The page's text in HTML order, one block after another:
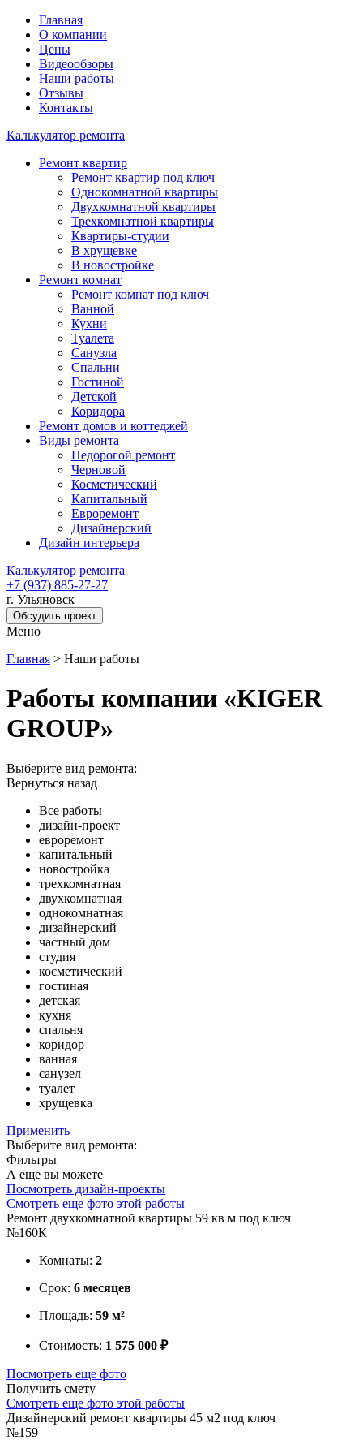
Главная
О компании
Цены
Видеообзоры
Наши работы
Отзывы
Контакты
Калькулятор ремонта
Ремонт квартир
Ремонт квартир под ключ
Однокомнатной квартиры
Двухкомнатной квартиры
Трехкомнатной квартиры
Квартиры-студии
В хрущевке
В новостройке
Ремонт комнат
Ремонт комнат под ключ
Ванной
Кухни
Туалета
Санузла
Спальни
Гостиной
Детской
Коридора
Ремонт домов и коттеджей
Виды ремонта
Недорогой ремонт
Черновой
Косметический
Капитальный
Евроремонт
Дизайнерский
Дизайн интерьера
Калькулятор ремонта
+7 (937) 885-27-27
г. Ульяновск
Обсудить проект
Меню
Главная > Наши работы
Работы компании «KIGER
GROUP»
Выберите вид ремонта:
Вернуться назад
Все работы
дизайн-проект
евроремонт
капитальный
новостройка
трехкомнатная
двухкомнатная
однокомнатная
дизайнерский
частный дом
студия
косметический
гостиная
детская
кухня
спальня
коридор
ванная
санузел
туалет
хрущевка
Применить
Выберите вид ремонта:
Фильтры
А еще вы можете
Посмотреть дизайн-проекты
Смотреть еще фото этой работы
Ремонт двухкомнатной квартиры 59 кв м под ключ
№160К
Комнаты: 2
Срок: 6 месяцев
Площадь: 59 м²
Стоимость: 1 575 000 ₽
Посмотреть еще фото
Получить смету
Смотреть еще фото этой работы
Дизайнерский ремонт квартиры 45 м2 под ключ
№159